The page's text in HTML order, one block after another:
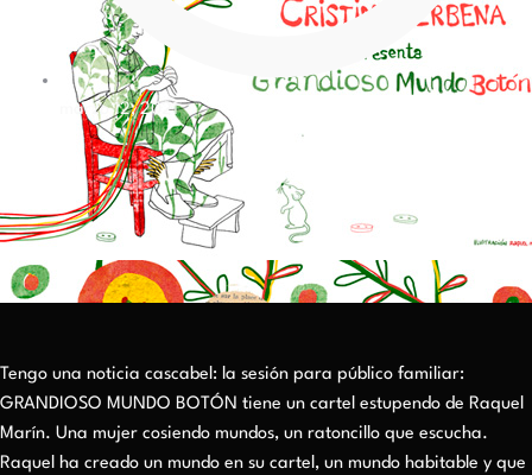
marzo 12, 2021
Tengo una noticia cascabel: la sesión para público familiar:
GRANDIOSO MUNDO BOTÓN tiene un cartel estupendo de Raquel
Marín. Una mujer cosiendo mundos, un ratoncillo que escucha.
Raquel ha creado un mundo en su cartel, un mundo habitable y que